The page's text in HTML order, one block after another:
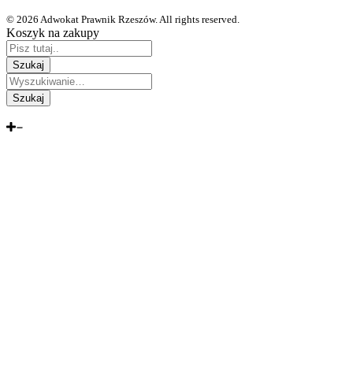
© 2026 Adwokat Prawnik Rzeszów. All rights reserved.
Koszyk na zakupy